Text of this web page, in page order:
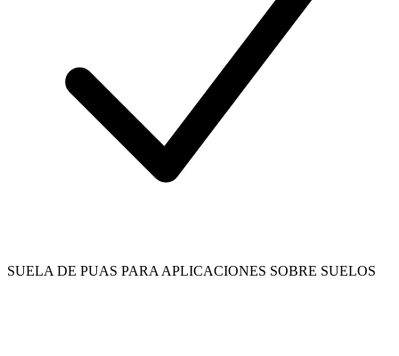
SUELA DE PUAS PARA APLICACIONES SOBRE SUELOS